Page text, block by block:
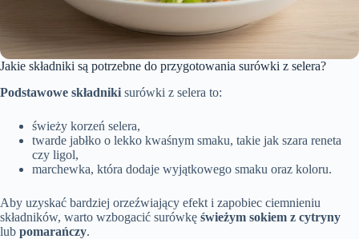
Jakie składniki są potrzebne do przygotowania surówki z selera?
Podstawowe składniki surówki z selera to:
świeży korzeń selera,
twarde jabłko o lekko kwaśnym smaku, takie jak szara reneta
czy ligol,
marchewka, która dodaje wyjątkowego smaku oraz koloru.
Aby uzyskać bardziej orzeźwiający efekt i zapobiec ciemnieniu
składników, warto wzbogacić surówkę świeżym sokiem z cytryny
lub pomarańczy.